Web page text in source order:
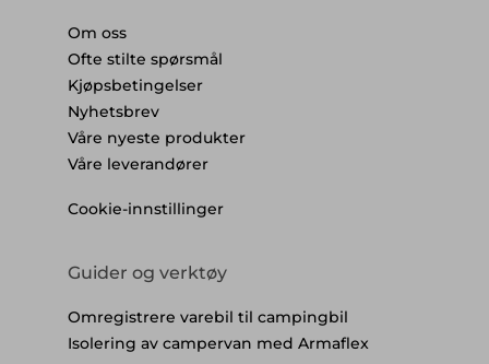
Om oss
Ofte stilte spørsmål
Kjøpsbetingelser
Nyhetsbrev
Våre nyeste produkter
Våre leverandører
Cookie-innstillinger
Guider og verktøy
Omregistrere varebil til campingbil
Isolering av campervan med Armaflex